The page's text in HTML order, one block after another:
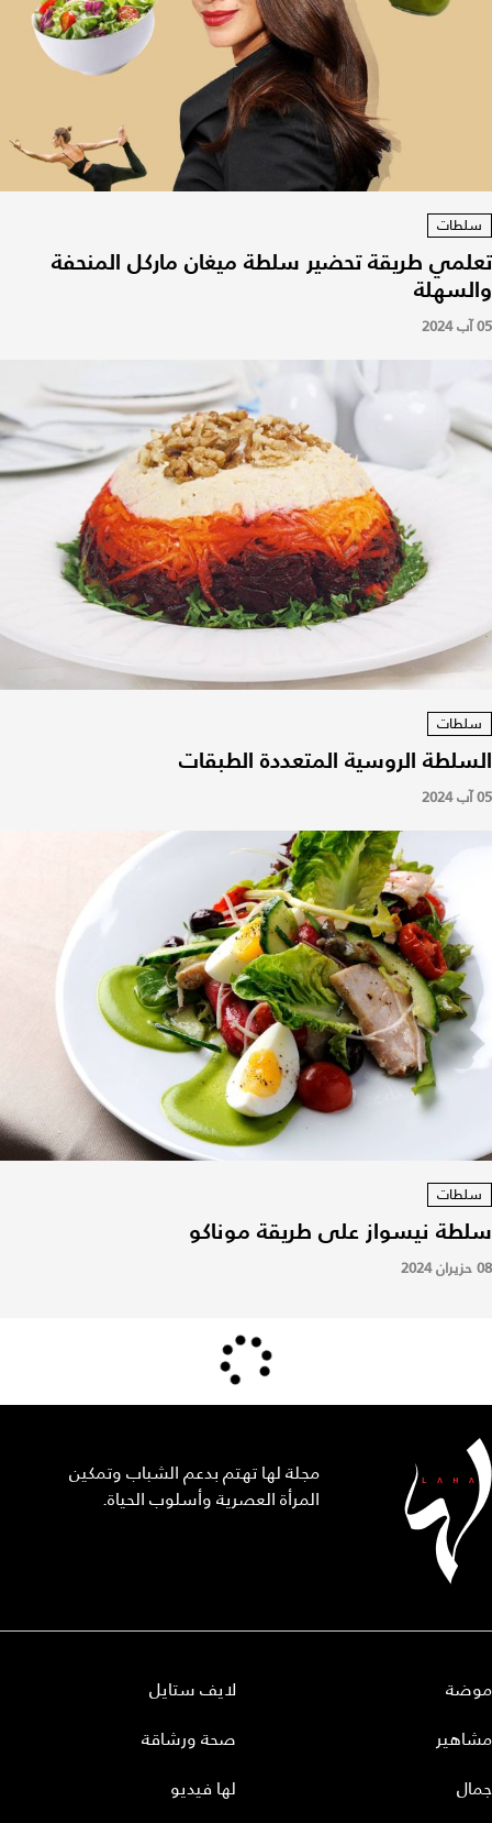
سلطات
تعلمي طريقة تحضير سلطة ميغان ماركل المنحفة
والسهلة
05 آب 2024
سلطات
السلطة الروسية المتعددة الطبقات
05 آب 2024
سلطات
سلطة نيسواز على طريقة موناكو
08 حزيران 2024
مجلة لها تهتم بدعم الشباب وتمكين
المرأة العصرية وأسلوب الحياة.
موضة
مشاهير
جمال
لايف ستايل
صحة ورشاقة
لها فيديو